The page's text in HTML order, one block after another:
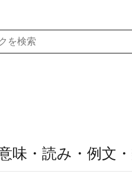
味・読み・例文